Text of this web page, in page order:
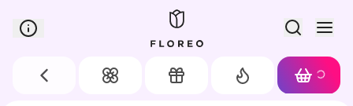
Сервис доставки цветов в Орле
Назад Цветы Подарки
Акции
Корзина